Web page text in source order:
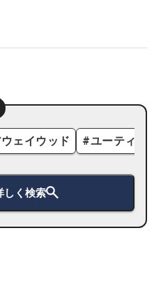
ェイウッド #ユーティリ
しく検索